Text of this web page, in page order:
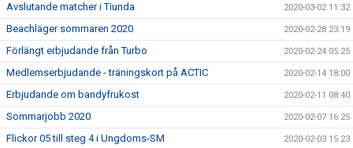
Avslutande matcher i Tiunda 2020-03-02 11:32
Beachläger sommaren 2020 2020-02-28 23:19
Förlängt erbjudande från Turbo 2020-02-24 05:25
Medlemserbjudande - träningskort på ACTIC 2020-02-14 18:00
Erbjudande om bandyfrukost 2020-02-11 08:40
Sommarjobb 2020 2020-02-07 16:25
Flickor 05 till steg 4 i Ungdoms-SM 2020-02-03 15:23